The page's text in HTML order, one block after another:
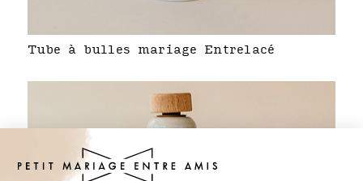
Tube à bulles mariage Entrelacé